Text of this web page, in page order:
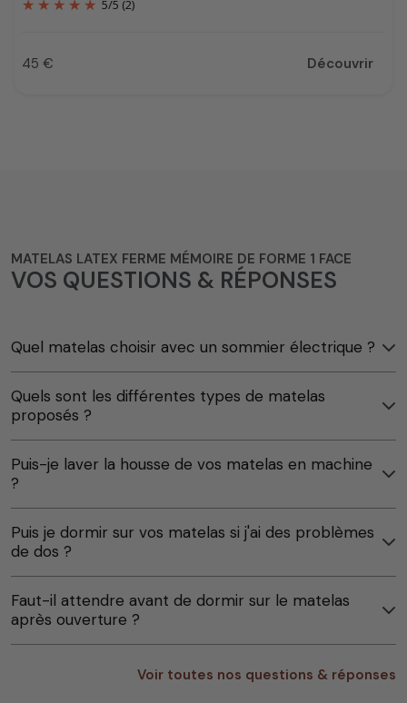
5/5 (2)
Prix
45 € Découvrir
MATELAS LATEX FERME MÉMOIRE DE FORME 1 FACE
VOS QUESTIONS & RÉPONSES
Quel matelas choisir avec un sommier électrique ?
Quels sont les différentes types de matelas
proposés ?
Puis-je laver la housse de vos matelas en machine
?
Puis je dormir sur vos matelas si j'ai des problèmes
de dos ?
Faut-il attendre avant de dormir sur le matelas
après ouverture ?
Voir toutes nos questions & réponses